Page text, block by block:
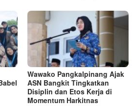
Wawako Pangkalpinang Ajak
ASN Bangkit Tingkatkan
Disiplin dan Etos Kerja di
Momentum Harkitnas